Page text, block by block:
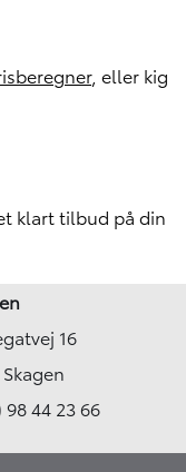
, eller kig
klart tilbud på din
16
98 44 23 66